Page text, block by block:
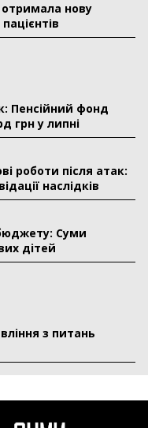
нову
Пенсійний фонд
грн у липні
роботи після атак:
наслідків
Суми
дітей
з питань